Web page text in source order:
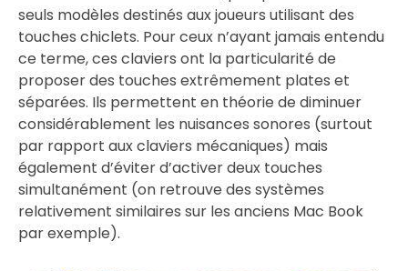
seuls modèles destinés aux joueurs utilisant des
touches chiclets. Pour ceux n’ayant jamais entendu
ce terme, ces claviers ont la particularité de
proposer des touches extrêmement plates et
séparées. Ils permettent en théorie de diminuer
considérablement les nuisances sonores (surtout
par rapport aux claviers mécaniques) mais
également d’éviter d’activer deux touches
simultanément (on retrouve des systèmes
relativement similaires sur les anciens Mac Book
par exemple).